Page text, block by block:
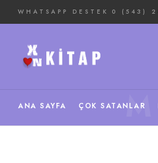
WHATSAPP DESTEK 0 (543)
ANA SAYFA ÇOK SATANLAR